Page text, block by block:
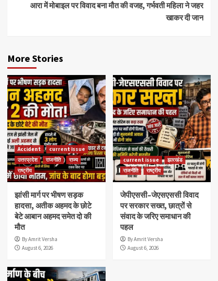
आरा में मोबाइल पर विवाद बना मौत की वजह, गर्भवती महिला ने जहर
खाकर दी जान
More Stories
Accident
current issue
उत्तरप्रदेश
राजनीति
राज्य
राष्ट्रीय
झांसी मार्ग पर भीषण सड़क
हादसा, अतीक अहमद के छोटे
बेटे आबान अहमद समेत दो की
मौत
By Amrit Versha
August 6, 2026
current issue
झारखंड
राजनीति
राष्ट्रीय
जेपीएससी–जेएसएससी विवाद
पर सरकार सख्त, छात्रों से
संवाद के जरिए समाधान की
पहल
By Amrit Versha
August 6, 2026